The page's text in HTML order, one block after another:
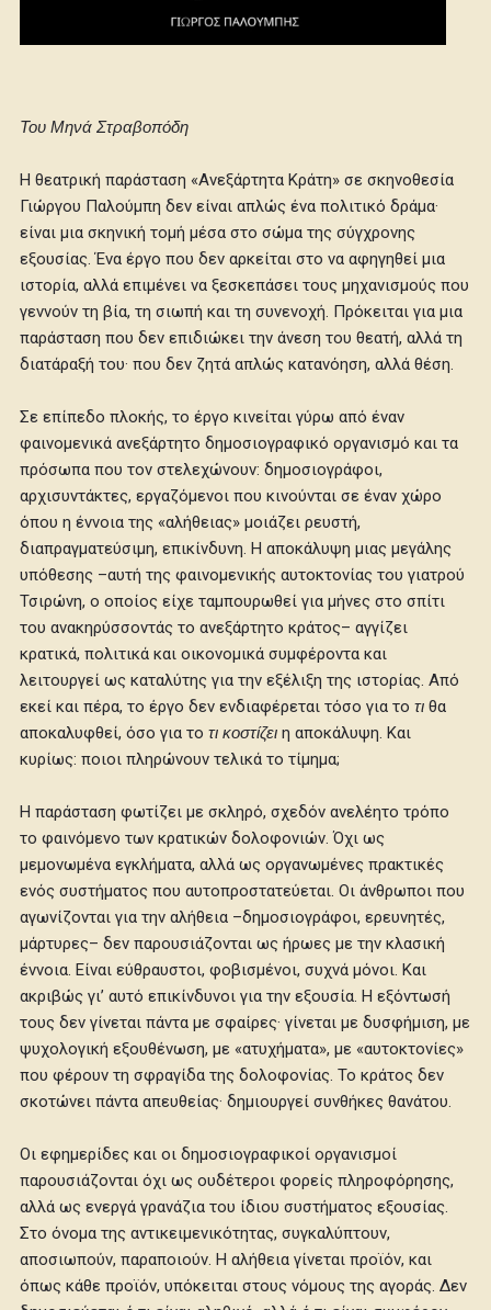
Του Μηνά Στραβοπόδη
Η θεατρική παράσταση «Ανεξάρτητα Κράτη» σε σκηνοθεσία
Γιώργου Παλούμπη δεν είναι απλώς ένα πολιτικό δράμα·
είναι μια σκηνική τομή μέσα στο σώμα της σύγχρονης
εξουσίας. Ένα έργο που δεν αρκείται στο να αφηγηθεί μια
ιστορία, αλλά επιμένει να ξεσκεπάσει τους μηχανισμούς που
γεννούν τη βία, τη σιωπή και τη συνενοχή. Πρόκειται για μια
παράσταση που δεν επιδιώκει την άνεση του θεατή, αλλά τη
διατάραξή του· που δεν ζητά απλώς κατανόηση, αλλά θέση.
Σε επίπεδο πλοκής, το έργο κινείται γύρω από έναν
φαινομενικά ανεξάρτητο δημοσιογραφικό οργανισμό και τα
πρόσωπα που τον στελεχώνουν: δημοσιογράφοι,
αρχισυντάκτες, εργαζόμενοι που κινούνται σε έναν χώρο
όπου η έννοια της «αλήθειας» μοιάζει ρευστή,
διαπραγματεύσιμη, επικίνδυνη. Η αποκάλυψη μιας μεγάλης
υπόθεσης –αυτή της φαινομενικής αυτοκτονίας του γιατρού
Τσιρώνη, ο οποίος είχε ταμπουρωθεί για μήνες στο σπίτι
του ανακηρύσσοντάς το ανεξάρτητο κράτος– αγγίζει
κρατικά, πολιτικά και οικονομικά συμφέροντα και
λειτουργεί ως καταλύτης για την εξέλιξη της ιστορίας. Από
εκεί και πέρα, το έργο δεν ενδιαφέρεται τόσο για τοτι θα
αποκαλυφθεί, όσο για τοτι κοστίζει η αποκάλυψη. Και
κυρίως: ποιοι πληρώνουν τελικά το τίμημα;
Η παράσταση φωτίζει με σκληρό, σχεδόν ανελέητο τρόπο
το φαινόμενο των κρατικών δολοφονιών. Όχι ως
μεμονωμένα εγκλήματα, αλλά ως οργανωμένες πρακτικές
ενός συστήματος που αυτοπροστατεύεται. Οι άνθρωποι που
αγωνίζονται για την αλήθεια –δημοσιογράφοι, ερευνητές,
μάρτυρες– δεν παρουσιάζονται ως ήρωες με την κλασική
έννοια. Είναι εύθραυστοι, φοβισμένοι, συχνά μόνοι. Και
ακριβώς γι’ αυτό επικίνδυνοι για την εξουσία. Η εξόντωσή
τους δεν γίνεται πάντα με σφαίρες· γίνεται με δυσφήμιση, με
ψυχολογική εξουθένωση, με «ατυχήματα», με «αυτοκτονίες»
που φέρουν τη σφραγίδα της δολοφονίας. Το κράτος δεν
σκοτώνει πάντα απευθείας· δημιουργεί συνθήκες θανάτου.
Οι εφημερίδες και οι δημοσιογραφικοί οργανισμοί
παρουσιάζονται όχι ως ουδέτεροι φορείς πληροφόρησης,
αλλά ως ενεργά γρανάζια του ίδιου συστήματος εξουσίας.
Στο όνομα της αντικειμενικότητας, συγκαλύπτουν,
αποσιωπούν, παραποιούν. Η αλήθεια γίνεται προϊόν, και
όπως κάθε προϊόν, υπόκειται στους νόμους της αγοράς. Δεν